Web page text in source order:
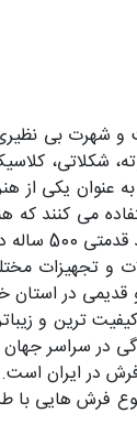
بی نظیری
یکی از
می کنند
گره خورده است.
و تجهیزات
ترین و
در سراسر
در ایران است.
فرش هایی با